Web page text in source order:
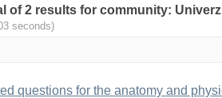
of 2 results for community:
seconds)
questions for the anatomy and